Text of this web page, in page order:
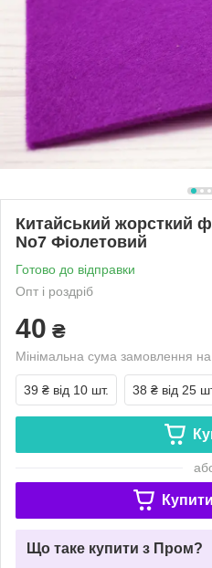
Китайський жорсткий
No7 Фіолетовий
Готово до відправки
Опт і роздріб
40 ₴
Мінімальна сума замовлення
39 ₴ від 10 шт. 38 ₴ від 25
Що таке купити з Пром?